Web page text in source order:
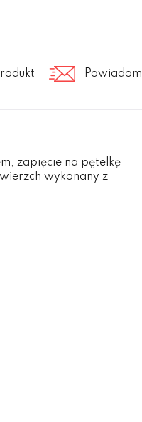
Powiadom
zapięcie na pętelkę
wykonany z